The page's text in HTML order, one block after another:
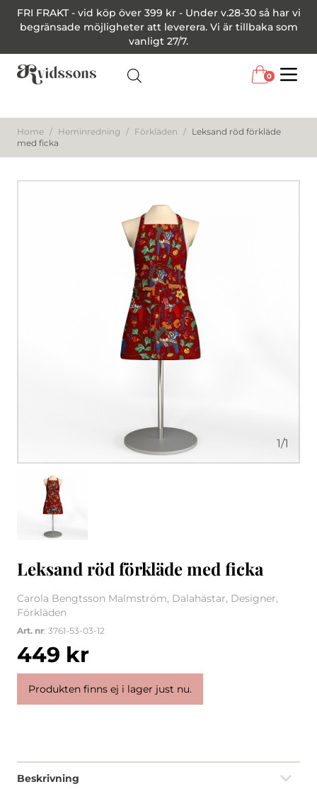
FRI FRAKT - vid köp över 399 kr - Under v.28-30 så har vi
begränsade möjligheter att leverera. Vi är tillbaka som
vanligt 27/7.
0
Home / Heminredning / Förkläden / Leksand röd förkläde
med ficka
1/1
Leksand röd förkläde med ficka
Carola Bengtsson Malmström, Dalahästar, Designer,
Förkläden
Art. nr: 3761-53-03-12
449 kr
Produkten finns ej i lager just nu.
Beskrivning